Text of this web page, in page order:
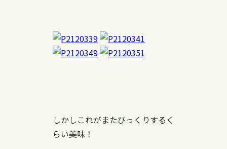
しかしこれがまたびっくりするく
らい美味！